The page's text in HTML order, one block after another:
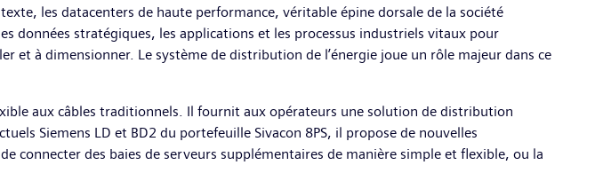
les datacenters de haute performance, véritable épine dorsale de la société
données stratégiques, les applications et les processus industriels vitaux pour
et à dimensionner. Le système de distribution de l’énergie joue un rôle majeur dans ce
aux câbles traditionnels. Il fournit aux opérateurs une solution de distribution
Siemens LD et BD2 du portefeuille Sivacon 8PS, il propose de nouvelles
des baies de serveurs supplémentaires de manière simple et flexible, ou la